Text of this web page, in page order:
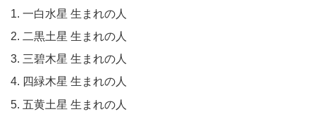
一白水星 生まれの人
二黒土星 生まれの人
三碧木星 生まれの人
四緑木星 生まれの人
五黄土星 生まれの人